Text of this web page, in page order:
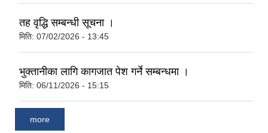
तह वृद्धि सम्बन्धी सूचना ।
मिति: 07/02/2026 - 13:45
भुक्तानीका लागि कागजात पेश गर्ने सम्बन्धमा ।
मिति: 06/11/2026 - 15:15
more